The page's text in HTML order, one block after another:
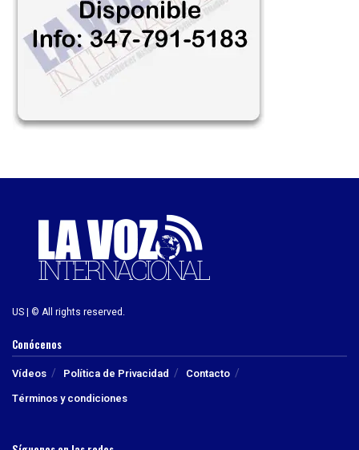
US | © All rights reserved.
Conócenos
Vídeos Política de Privacidad
Contacto
Términos y condiciones